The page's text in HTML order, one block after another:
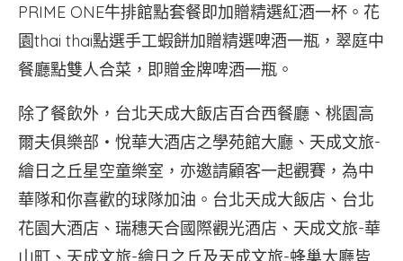
PRIME ONE牛排館點套餐即加贈精選紅酒一杯。花
園thai thai點選手工蝦餅加贈精選啤酒一瓶，翠庭中
餐廳點雙人合菜，即贈金牌啤酒一瓶。
除了餐飲外，台北天成大飯店百合西餐廳、桃園高
爾夫俱樂部‧悅華大酒店之學苑館大廳、天成文旅-
繪日之丘星空童樂室，亦邀請顧客一起觀賽，為中
華隊和你喜歡的球隊加油。台北天成大飯店、台北
花園大酒店、瑞穗天合國際觀光酒店、天成文旅-華
山町、天成文旅-繪日之丘及天成文旅-蜂巢大廳皆